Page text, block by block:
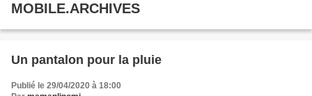
MOBILE.ARCHIVES
Un pantalon pour la pluie
Publié le 29/04/2020 à 18:00